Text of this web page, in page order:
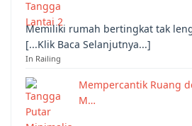
Memiliki rumah bertingkat tak
[...Klik Baca Selanjutnya...]
In Railing
Mempercantik Ruang
M…